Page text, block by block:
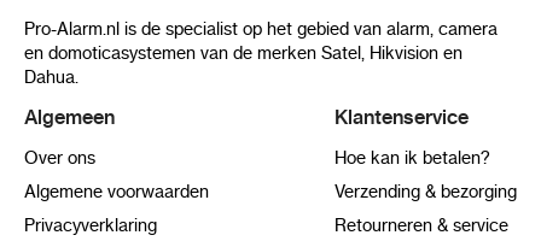
Pro-Alarm.nl is de specialist op het gebied van alarm, camera
en domoticasystemen van de merken Satel, Hikvision en
Dahua.
Algemeen
Over ons
Algemene voorwaarden
Privacyverklaring
Klantenservice
Hoe kan ik betalen?
Verzending & bezorging
Retourneren & service